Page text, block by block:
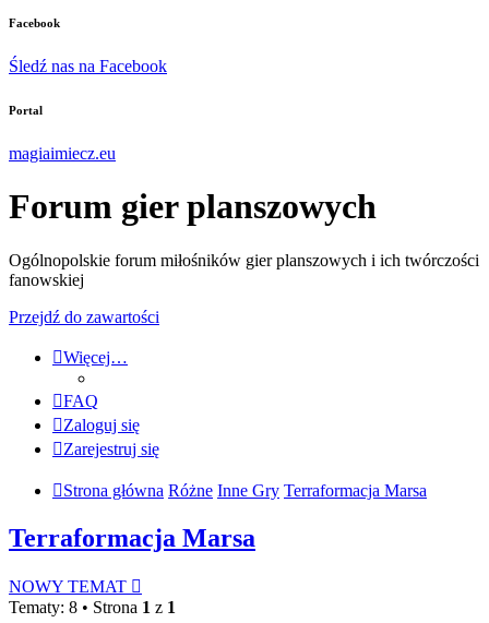
Facebook
Śledź nas na Facebook
Portal
magiaimiecz.eu
Forum gier planszowych
Ogólnopolskie forum miłośników gier planszowych i ich twórczości
fanowskiej
Przejdź do zawartości
Więcej…
FAQ
Zaloguj się
Zarejestruj się
Strona główna Różne Inne Gry Terraformacja Marsa
Terraformacja Marsa
NOWY TEMAT
Tematy: 8 • Strona 1 z 1